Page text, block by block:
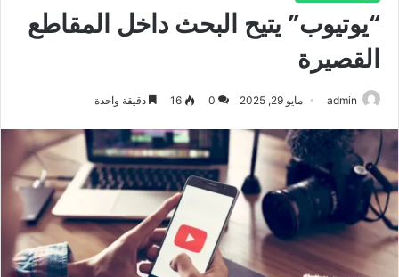
“يوتيوب” يتيح البحث داخل المقاطع
القصيرة
admin مايو 29, 2025 0
16 دقيقة واحدة